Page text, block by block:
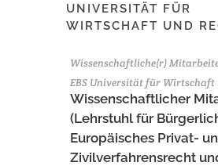
UNIVERSITÄT FÜR
WIRTSCHAFT UND
Wissenschaftliche(r)
EBS Universität für Wirtschaft
Wissenschaftlicher
(Lehrstuhl für
Europäisches Privat-
Zivilverfahrensrecht